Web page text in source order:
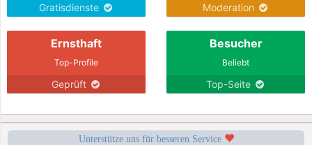
Gratisdienste Moderation
Ernsthaft
Top-Profile
Geprüft
Besucher
Beliebt
Top-Seite
Unterstütze uns für besseren Service